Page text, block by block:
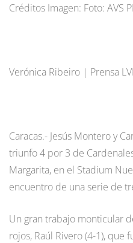
Créditos Imagen: Foto: AVS
Verónica Ribeiro | Prensa
Caracas.- Jesús Montero y
triunfo 4 por 3 de
Margarita, en el Stadium
encuentro de una serie de
Un gran trabajo monticular
rojos, Raúl Rivero (4-1),